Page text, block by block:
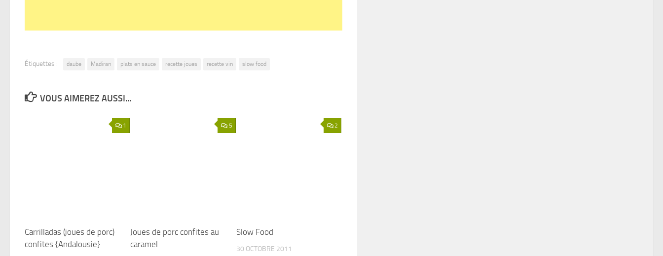
Étiquettes : daube Madiran plats en sauce recette joues recette vin slow food
VOUS AIMEREZ AUSSI...
1
Carrilladas (joues de porc)
confites {Andalousie}
5
Joues de porc confites au
caramel
2
Slow Food
30 OCTOBRE 2011